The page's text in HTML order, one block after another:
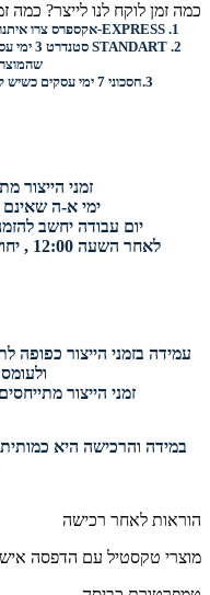
כמה זמן לוקח לנו לייצר? כמה
1.
EXPRESS- אקספרס צרו
2.
STANDART
3. חסכוני7 ימי עסקים כשיש לכם זמן ואתם רוצים
זמני הייצור
ימי א-ה שאינם
יום עבודה יחשב
לאחר השעה 12:00 , יחושב מיום העבודה הראשון שלאחריו.
עמידה בזמני הייצור כפופה
זמני הייצור
הוראות לאחר רכישה
מוצרי טקסטיל עם הדפסה